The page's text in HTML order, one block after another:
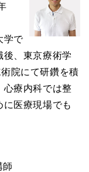
学で
後、東京療術学
院にて研鑽を積
心療内科では整
医療現場でも
師